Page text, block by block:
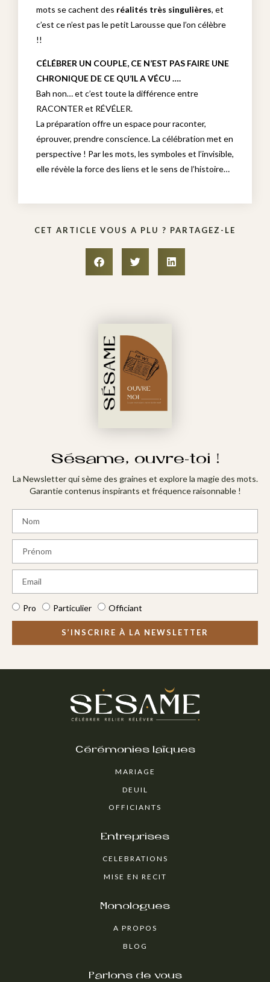
mots se cachent des réalités très singulières, et
c’est ce n’est pas le petit Larousse que l’on célèbre
!!
CÉLÉBRER UN COUPLE, CE N’EST PAS FAIRE UNE
CHRONIQUE DE CE QU’IL A VÉCU ….
Bah non… et c’est toute la différence entre
RACONTER et RÉVÉLER.
La préparation offre un espace pour raconter,
éprouver, prendre conscience. La célébration met en
perspective ! Par les mots, les symboles et l’invisible,
elle révèle la force des liens et le sens de l’histoire…
CET ARTICLE VOUS A PLU ? PARTAGEZ-LE
Sésame, ouvre-toi !
La Newsletter qui sème des graines et explore la magie des mots.
Garantie contenus inspirants et fréquence raisonnable !
Pro Particulier Officiant
S’INSCRIRE À LA NEWSLETTER
Cérémonies laïques
MARIAGE
DEUIL
OFFICIANTS
Entreprises
CELEBRATIONS
MISE EN RECIT
Monologues
A PROPOS
BLOG
Parlons de vous